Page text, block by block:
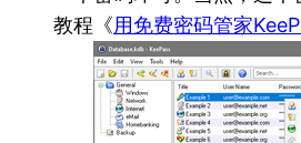
教程《用免费密码管家